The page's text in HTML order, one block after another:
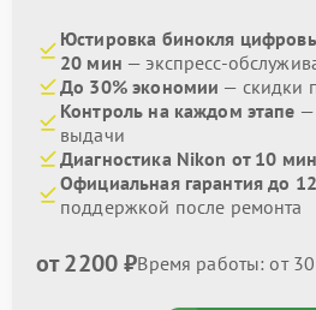
Юстировка бинокля
20 мин — экспресс-
До 30% экономии — скидки
Контроль на каждом этапе —
выдачи
Диагностика Nikon от 10 мин
Официальная гарантия до
поддержкой после ремонта
от 2200 ₽Время работы: от